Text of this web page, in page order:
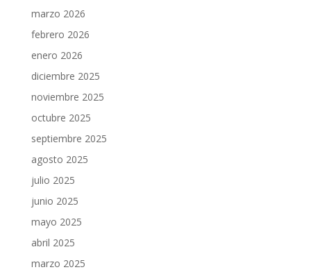
marzo 2026
febrero 2026
enero 2026
diciembre 2025
noviembre 2025
octubre 2025
septiembre 2025
agosto 2025
julio 2025
junio 2025
mayo 2025
abril 2025
marzo 2025